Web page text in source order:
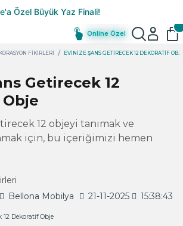
Online Özel
FIKIRLERI EVINIZE ŞANS GETIRECEK 12 DEKORATIF
Getirecek 12
12 objeyi tanımak ve
için, bu içeriğimizi hemen
Bellona Mobilya
21-11-2025 15:38:43